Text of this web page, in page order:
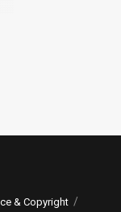
& Copyright